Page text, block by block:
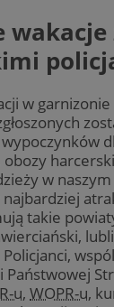
wakacje
w
w
takie
u, WOPR-u,